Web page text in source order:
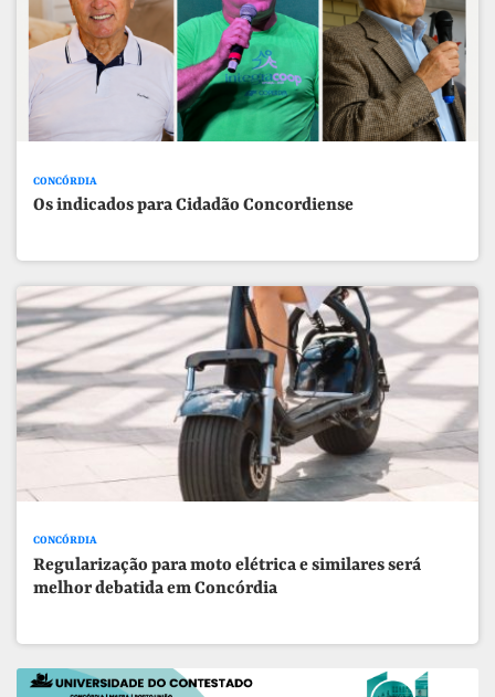
CONCÓRDIA
Os indicados para Cidadão Concordiense
CONCÓRDIA
Regularização para moto elétrica e similares será
melhor debatida em Concórdia